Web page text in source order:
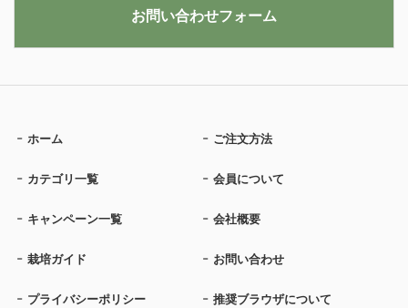
ホーム ご注文方法
カテゴリ一覧 会員について
キャンペーン一覧 会社概要
栽培ガイド お問い合わせ
プライバシーポリシー 推奨ブラウザについて
お問い合わせフォーム